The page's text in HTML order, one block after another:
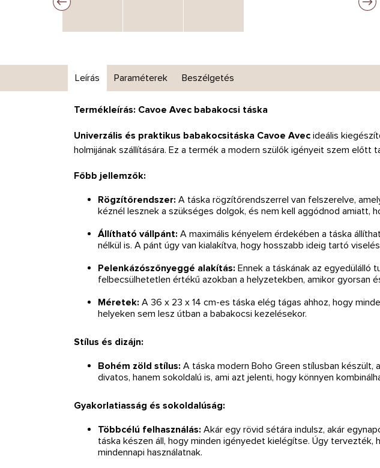
Leírás Paraméterek Beszélgetés
Termékleírás: Cavoe Avec babakocsi táska
Univerzális és praktikus babakocsitáska Cavoe Avec ideális
holmijának szállítására. Ez a termék a modern szülők igényeit szem
Főbb jellemzők:
Rögzítőrendszer: A táska rögzítőrendszerrel van felszerelve,
kéznél lesznek a szükséges dolgok, és nem kell aggódnod amiatt,
Állítható vállpánt: A maximális kényelem érdekében a táska
nélkül is. A pánt úgy van kialakítva, hogy hosszabb ideig tartó
Pelenkázószőnyeggé alakítás: Ennek a táskának az egyedülálló
felbecsülhetetlen értékű azokban a helyzetekben, amikor gyorsan
Méretek: A 36 x 23 x 14 cm-es táska elég tágas ahhoz, hogy
helyeken sem lesz útban a babakocsi kezelésekor.
Stílus és dizájn:
Bohém zöld stílus: A táska modern Boho Green stílusban
divatos, hanem sokoldalú is, ami azt jelenti, hogy könnyen
Gyakorlatiasság és sokoldalúság:
Többcélú felhasználás: Akár egy rövid sétára indulsz, akár
táska készen áll, hogy minden igényedet kielégítse. Úgy tervezték,
mindennapi használatnak.